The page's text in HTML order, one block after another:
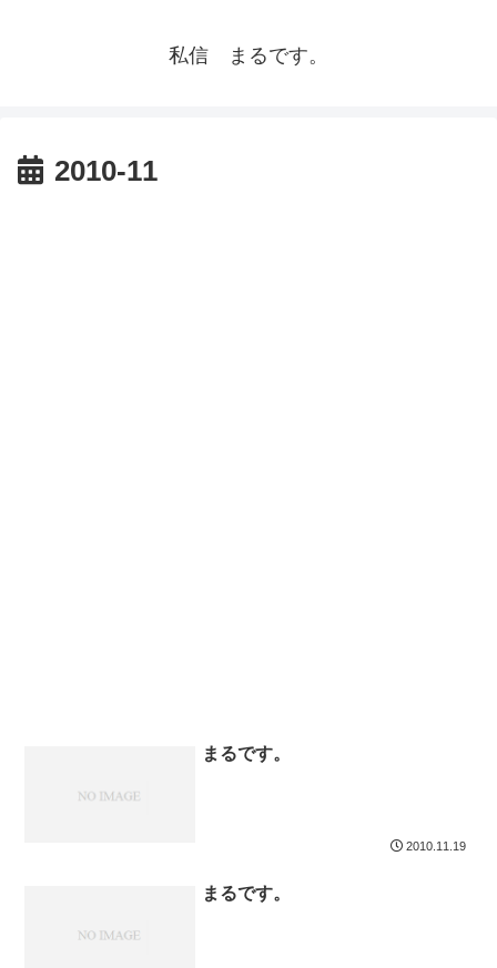
私信 まるです。
2010-11
まるです。
2010.11.19
まるです。